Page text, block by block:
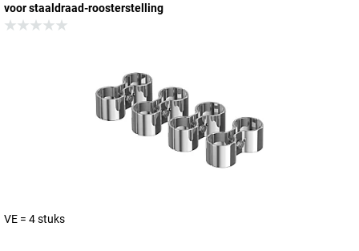
voor staaldraad-roosterstelling
VE = 4 stuks